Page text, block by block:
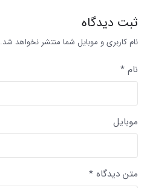
ثبت دیدگاه
نام کاربری و موبایل شما منتشر نخواهد شد.
نام *
موبایل
متن دیدگاه *